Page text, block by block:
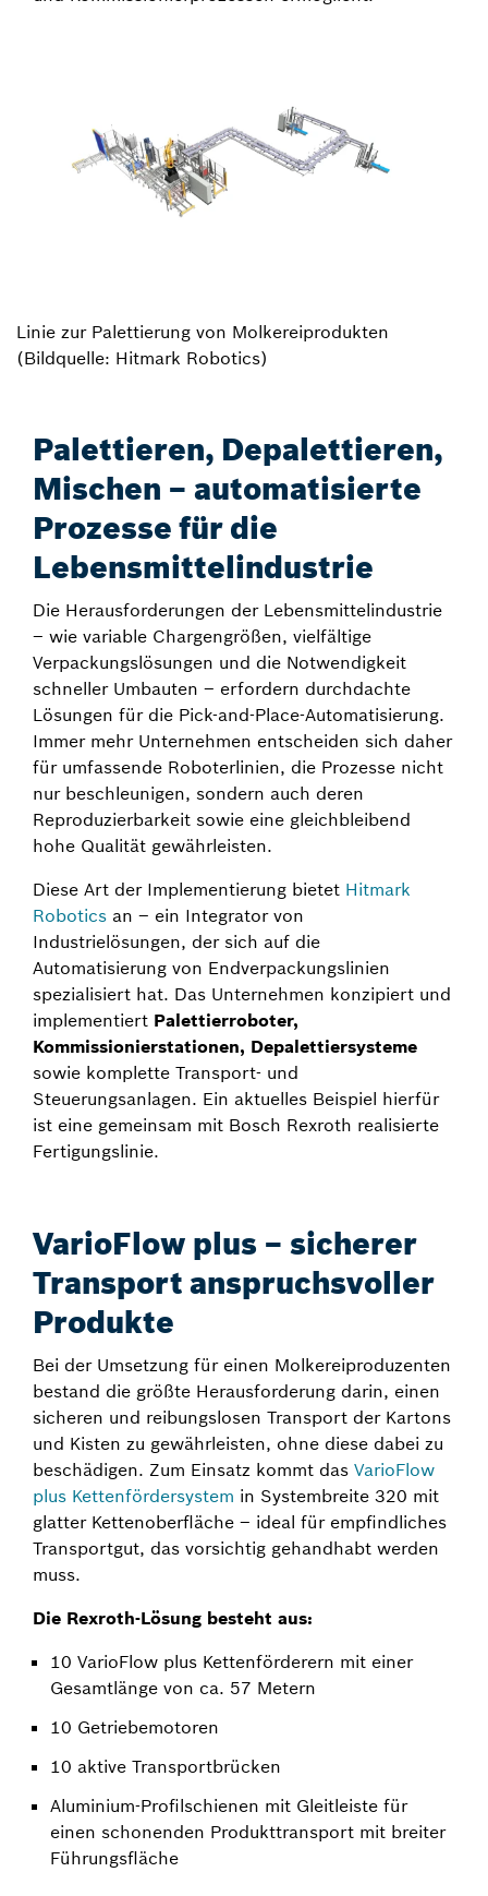
Linie zur Palettierung von Molkereiprodukten
(Bildquelle: Hitmark Robotics)
Palettieren, Depalettieren,
Mischen – automatisierte
Prozesse für die
Lebensmittelindustrie
Die Herausforderungen der Lebensmittelindustrie
– wie variable Chargengrößen, vielfältige
Verpackungslösungen und die Notwendigkeit
schneller Umbauten – erfordern durchdachte
Lösungen für die Pick-and-Place-Automatisierung.
Immer mehr Unternehmen entscheiden sich daher
für umfassende Roboterlinien, die Prozesse nicht
nur beschleunigen, sondern auch deren
Reproduzierbarkeit sowie eine gleichbleibend
hohe Qualität gewährleisten.
Diese Art der Implementierung bietet Hitmark
Robotics an – ein Integrator von
Industrielösungen, der sich auf die
Automatisierung von Endverpackungslinien
spezialisiert hat. Das Unternehmen konzipiert und
implementiert Palettierroboter,
Kommissionierstationen, Depalettiersysteme
sowie komplette Transport- und
Steuerungsanlagen. Ein aktuelles Beispiel hierfür
ist eine gemeinsam mit Bosch Rexroth realisierte
Fertigungslinie.
VarioFlow plus – sicherer
Transport anspruchsvoller
Produkte
Bei der Umsetzung für einen Molkereiproduzenten
bestand die größte Herausforderung darin, einen
sicheren und reibungslosen Transport der Kartons
und Kisten zu gewährleisten, ohne diese dabei zu
beschädigen. Zum Einsatz kommt das VarioFlow
plus Kettenfördersystem in Systembreite 320 mit
glatter Kettenoberfläche – ideal für empfindliches
Transportgut, das vorsichtig gehandhabt werden
muss.
Die Rexroth-Lösung besteht aus:
10 VarioFlow plus Kettenförderern mit einer
Gesamtlänge von ca. 57 Metern
10 Getriebemotoren
10 aktive Transportbrücken
Aluminium-Profilschienen mit Gleitleiste für
einen schonenden Produkttransport mit breiter
Führungsfläche